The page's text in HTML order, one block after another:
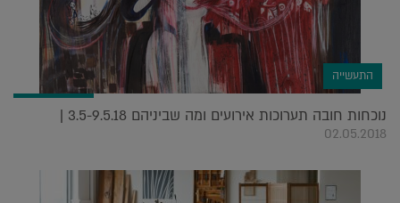
התעשייה
נוכחות חובה תערוכות אירועים ומה שביניהם 3.5-9.5.18 |
02.05.2018